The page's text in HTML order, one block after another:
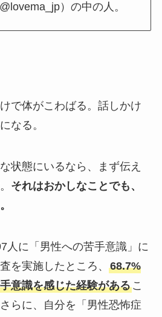
）の中の人。
で体がこわばる。話しかけ
なる。
状態にいるなら、まず伝え
それはおかしなことでも、
人に「男性への苦手意識」に
を実施したところ、 68.7%
意識を感じた経験があるこ
らに、自分を「男性恐怖症